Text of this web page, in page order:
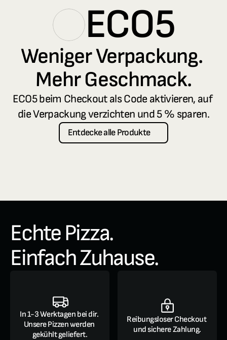
ECO5
Weniger Verpackung.
Mehr Geschmack.
ECO5 beim Checkout als Code aktivieren, auf
die Verpackung verzichten und 5 % sparen.
Entdecke alle Produkte
Echte Pizza.
Einfach Zuhause.
In 1-3 Werktagen bei dir.
Unsere Pizzen werden
gekühlt geliefert.
Reibungsloser Checkout
und sichere Zahlung.